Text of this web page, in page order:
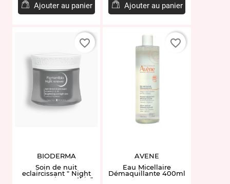
Ajouter au panier Ajouter au panier
BIODERMA
Soin de nuit
eclaircissant " Night
renewer pigmentbio"
favorite_border
AVENE
Eau Micellaire
Démaquillante 400ml
favorite_border